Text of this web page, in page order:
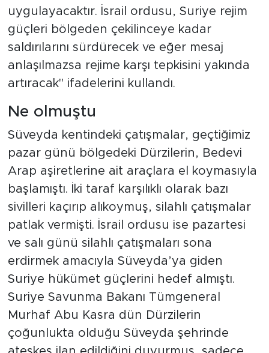
uygulayacaktır. İsrail ordusu, Suriye rejim
güçleri bölgeden çekilinceye kadar
saldırılarını sürdürecek ve eğer mesaj
anlaşılmazsa rejime karşı tepkisini yakında
artıracak" ifadelerini kullandı.
Ne olmuştu
Süveyda kentindeki çatışmalar, geçtiğimiz
pazar günü bölgedeki Dürzilerin, Bedevi
Arap aşiretlerine ait araçlara el koymasıyla
başlamıştı. İki taraf karşılıklı olarak bazı
sivilleri kaçırıp alıkoymuş, silahlı çatışmalar
patlak vermişti. İsrail ordusu ise pazartesi
ve salı günü silahlı çatışmaları sona
erdirmek amacıyla Süveyda’ya giden
Suriye hükümet güçlerini hedef almıştı.
Suriye Savunma Bakanı Tümgeneral
Murhaf Abu Kasra dün Dürzilerin
çoğunlukta olduğu Süveyda şehrinde